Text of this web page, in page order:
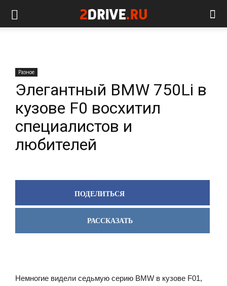
Разное
Элегантный BMW 750Li в
кузове F0 восхитил
специалистов и
любителей
ПОДЕЛИТЬСЯ
РАССКАЗАТЬ
Немногие видели седьмую серию BMW в кузове F01,